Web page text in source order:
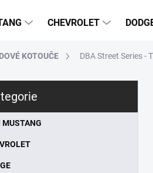
CHEVROLET
KOTOUČE DBA Street Series -
MUSTANG